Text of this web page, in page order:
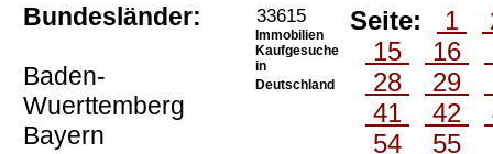
Bundesländer:
Baden-
Wuerttemberg
Bayern
33615
Immobilien
Kaufgesuche
in
Deutschland
Seite: 1
15
16
28
29
41
42
54
55